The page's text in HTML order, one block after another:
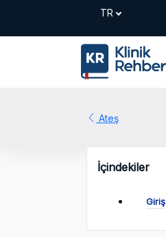
Ateş
İçindekiler
Giriş